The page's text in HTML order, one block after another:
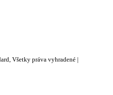
Všetky práva vyhradené |